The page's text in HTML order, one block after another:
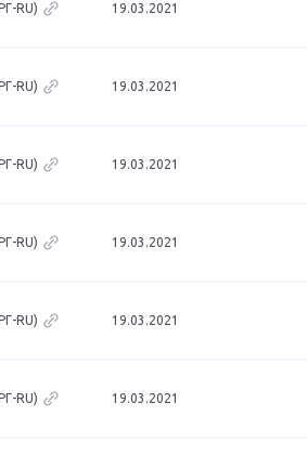
RU) 19.03.2021
RU) 19.03.2021
RU) 19.03.2021
RU) 19.03.2021
RU) 19.03.2021
RU) 19.03.2021